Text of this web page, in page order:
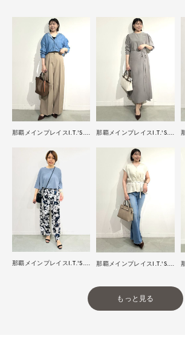
もっと見る